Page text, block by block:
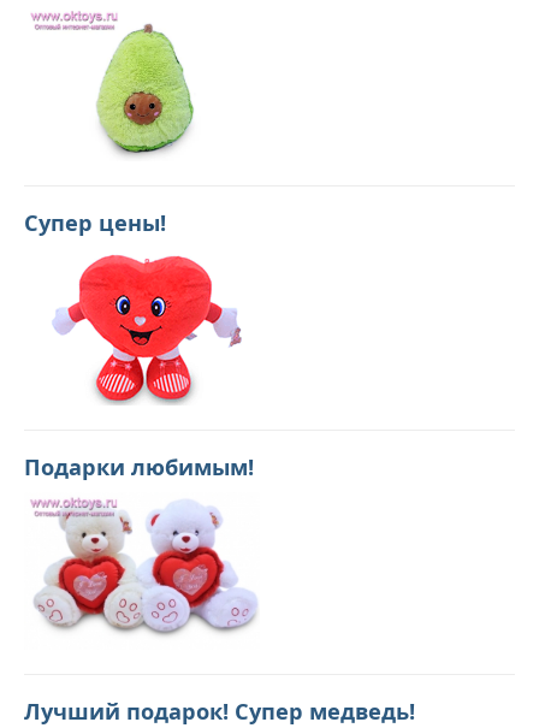
Супер цены!
Подарки любимым!
Лучший подарок! Супер медведь!